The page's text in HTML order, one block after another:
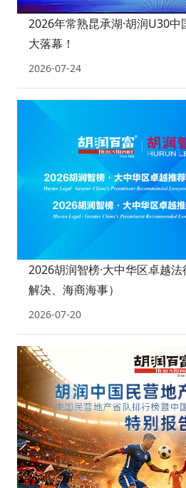
2026年常熟昆承湖·胡润U30
大落幕！
2026-07-24
2026胡润智榜·大中华区卓越
解决、海商海事）
2026-07-20